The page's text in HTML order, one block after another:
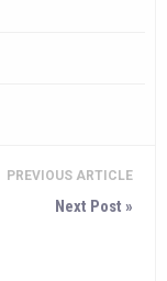
PREVIOUS ARTICLE
Next Post »